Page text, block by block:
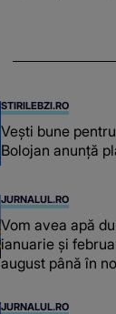
STIRILEBZI.RO
Vești bune
Bolojan anunță
JURNALUL.RO
Vom avea apă
ianuarie și
august până în
JURNALUL.RO